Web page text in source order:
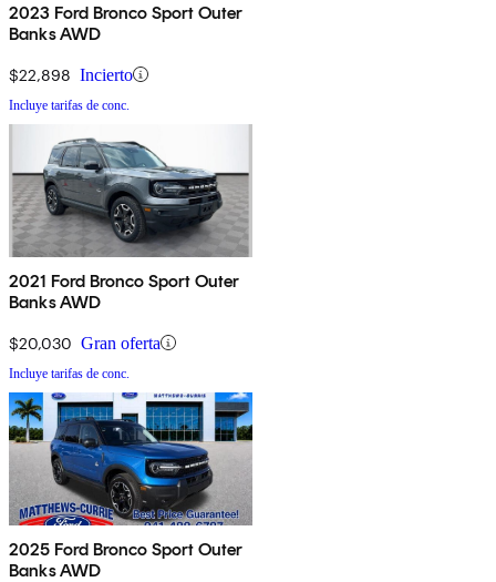
2023 Ford Bronco Sport Outer
Banks AWD
$22,898 Incierto
Incluye tarifas de conc.
2021 Ford Bronco Sport Outer
Banks AWD
$20,030 Gran oferta
Incluye tarifas de conc.
2025 Ford Bronco Sport Outer
Banks AWD